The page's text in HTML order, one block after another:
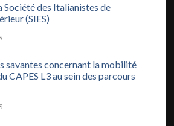
Société des Italianistes de
(SIES)
savantes concernant la mobilité
CAPES L3 au sein des parcours